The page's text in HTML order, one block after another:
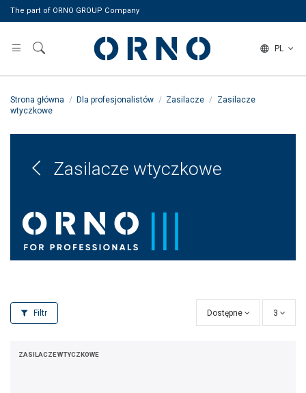
The part of ORNO GROUP Company
PL
Strona główna Dla profesjonalistów Zasilacze
Zasilacze
wtyczkowe
Zasilacze wtyczkowe
Filtr Dostępne 3
ZASILACZE WTYCZKOWE